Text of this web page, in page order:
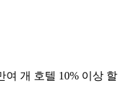
여 개 호텔 10% 이상 할